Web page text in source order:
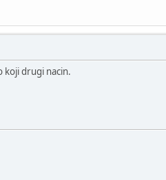
koji drugi nacin.